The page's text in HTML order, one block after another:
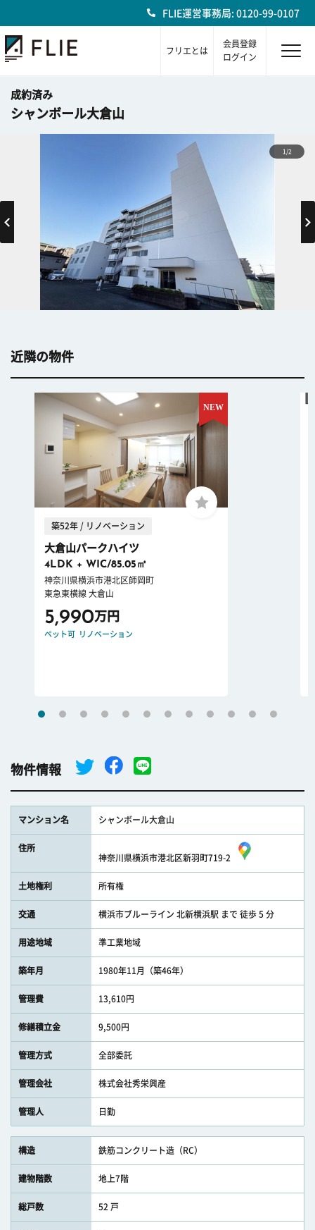
FLIE運営事務局: 0120-99-0107
フリエとは
会員登録
ログイン
成約済み
シャンボール大倉山
1/2
近隣の物件
築52年 / リノベーション
大倉山パークハイツ
4LDK + WIC/85.05㎡
神奈川県横浜市港北区師岡町
東急東横線 大倉山
5,990万円
ペット可 リノベーション
物件情報
マンション名 シャンボール大倉山
住所
神奈川県横浜市港北区新羽町719-2
土地権利 所有権
交通 横浜市ブルーライン 北新横浜駅 まで 徒歩 5 分
用途地域 準工業地域
築年月 1980年11月（築46年）
管理費 13,610円
修繕積立金 9,500円
管理方式 全部委託
管理会社 株式会社秀栄興産
管理人 日勤
構造 鉄筋コンクリート造（RC）
建物階数 地上7階
総戸数 52 戸